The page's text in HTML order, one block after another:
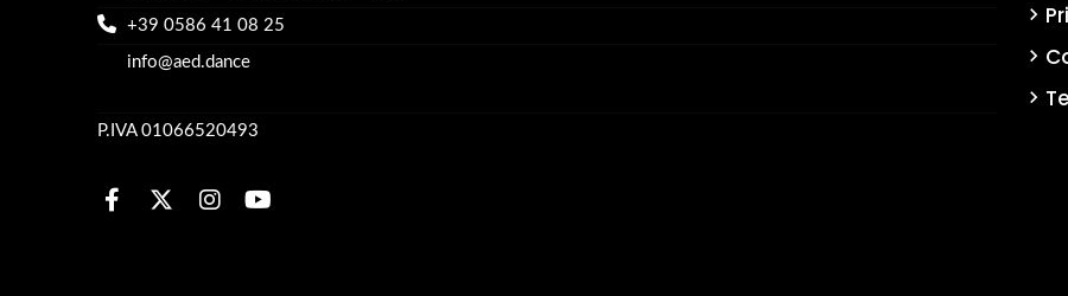
+39 0586 41 08 25
info@aed.dance
P.IVA 01066520493